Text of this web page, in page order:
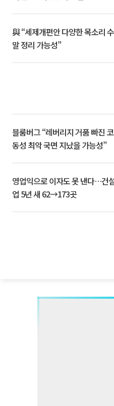
與 “세제개편안 다양한 목소리
말 정리 가능성”
블룸버그 “레버리지 거품 빠진
동성 최악 국면 지났을 가능성”
영업익으로 이자도 못 낸다…건
업 5년 새 62→173곳